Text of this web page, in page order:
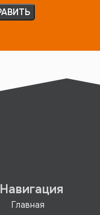
Навигация
Главная